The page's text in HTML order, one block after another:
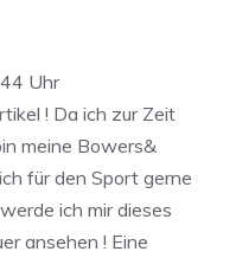
Uhr
! Da ich zur Zeit
meine Bowers&
für den Sport gerne
ich mir dieses
ansehen ! Eine